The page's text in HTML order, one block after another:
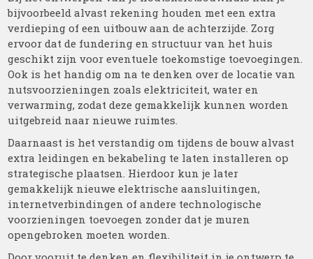
bijvoorbeeld alvast rekening houden met een extra
verdieping of een uitbouw aan de achterzijde. Zorg
ervoor dat de fundering en structuur van het huis
geschikt zijn voor eventuele toekomstige toevoegingen.
Ook is het handig om na te denken over de locatie van
nutsvoorzieningen zoals elektriciteit, water en
verwarming, zodat deze gemakkelijk kunnen worden
uitgebreid naar nieuwe ruimtes.
Daarnaast is het verstandig om tijdens de bouw alvast
extra leidingen en bekabeling te laten installeren op
strategische plaatsen. Hierdoor kun je later
gemakkelijk nieuwe elektrische aansluitingen,
internetverbindingen of andere technologische
voorzieningen toevoegen zonder dat je muren
opengebroken moeten worden.